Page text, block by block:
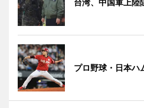
台湾、中国軍上陸
プロ野球・日本